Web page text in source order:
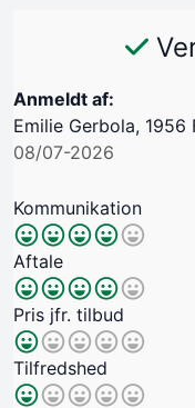
Anmeldt af:
Emilie Gerbola, 1956
08/07-2026
Kommunikation
Aftale
Pris jfr. tilbud
Tilfredshed